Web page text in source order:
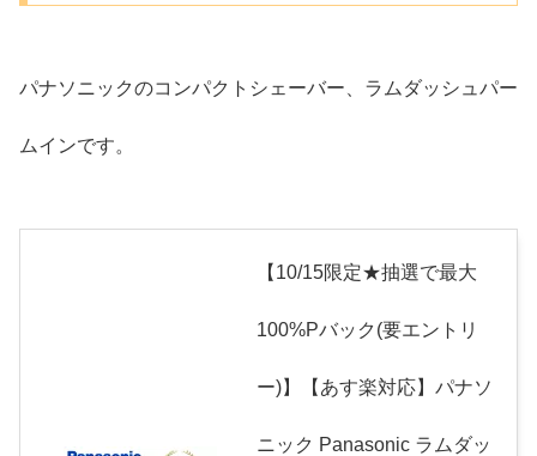
パナソニックのコンパクトシェーバー、ラムダッシュパー
ムインです。
【10/15限定★抽選で最大
100%Pバック(要エントリ
ー)】【あす楽対応】パナソ
ニック Panasonic ラムダッ